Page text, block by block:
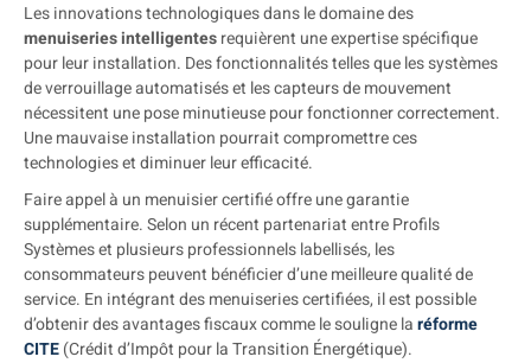
Les innovations technologiques dans le domaine des
menuiseries intelligentesrequièrent une expertise spécifique
pour leur installation. Des fonctionnalités telles que les systèmes
de verrouillage automatisés et les capteurs de mouvement
nécessitent une pose minutieuse pour fonctionner correctement.
Une mauvaise installation pourrait compromettre ces
technologies et diminuer leur efficacité.
Faire appel à un menuisier certifié offre une garantie
supplémentaire. Selon un récent partenariat entre Profils
Systèmes et plusieurs professionnels labellisés, les
consommateurs peuvent bénéficier d’une meilleure qualité de
service. En intégrant des menuiseries certifiées, il est possible
d’obtenir des avantages fiscaux comme le souligne laréforme
CITE(Crédit d’Impôt pour la Transition Énergétique).